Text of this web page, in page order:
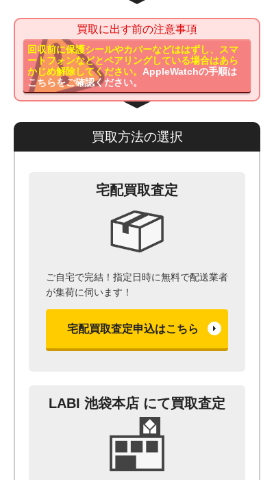
買取に出す前の注意事項
回収前に保護シールやカバーなどははずし、スマ
ートフォンなどとペアリングしている場合はあら
かじめ解除してください。 AppleWatchの手順は
こちらをご確認ください。
買取方法の選択
宅配買取査定
ご自宅で完結！指定日時に無料で配送業者
が集荷に伺います！
宅配買取査定申込はこちら
LABI 池袋本店 にて買取査定